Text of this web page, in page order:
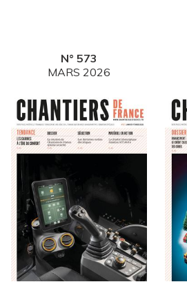
N° 573
MARS 2026